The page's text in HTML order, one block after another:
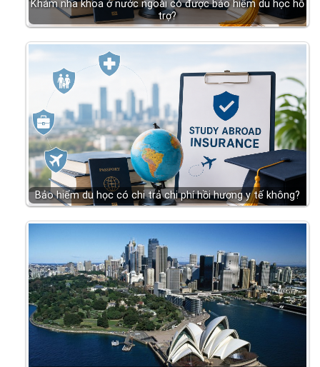
Khám nha khoa ở nước ngoài có được bảo hiểm du học hỗ
trợ?
Bảo hiểm du học có chi trả chi phí hồi hương y tế không?